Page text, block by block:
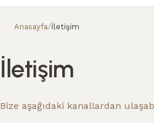
Anasayfa/İletişim
İletişim
Bize aşağıdaki kanallardan